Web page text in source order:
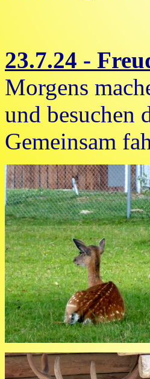
23.7.24 -
Morgens
und besuchen
Gemeinsam